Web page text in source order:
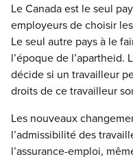
Le Canada est le seul
employeurs de choisir
Le seul autre pays à le
l’époque de l’apartheid.
décide si un travailleur
droits de ce travailleur
Les nouveaux
l’admissibilité des
l’assurance-emploi,